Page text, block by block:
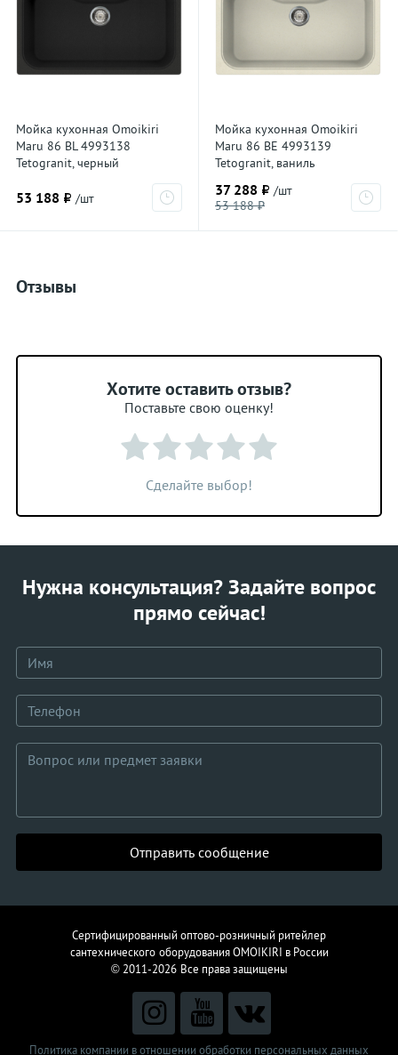
Мойка кухонная Omoikiri
Maru 86 BL 4993138
Tetogranit, черный
53 188 ₽ /шт
Мойка кухонная Omoikiri
Maru 86 BE 4993139
Tetogranit, ваниль
37 288 ₽ /шт
53 188 ₽
Отзывы
Хотите оставить отзыв?
Поставьте свою оценку!
Сделайте выбор!
Нужна консультация? Задайте вопрос
прямо сейчас!
Отправить сообщение
Сертифицированный оптово-розничный ритейлер
сантехнического оборудованияOMOIKIRI в России
© 2011-2026 Все права защищены
Политика компании в отношении обработки персональных данных